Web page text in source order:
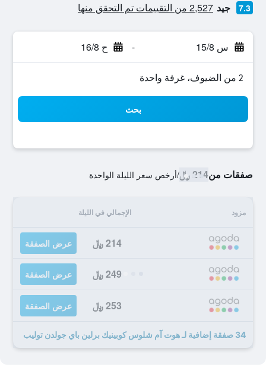
7.3 جيد 2,527 من التقييمات تم التحقق منها
س 15/8 - ح 16/8
2 من الضيوف، غرفة واحدة
بحث
صفقات من214 ﷼ /أرخص سعر الليلة الواحدة
مزود الإجمالي في الليلة
214 ﷼ عرض الصفقة
249 ﷼ عرض الصفقة
253 ﷼ عرض الصفقة
34 صفقة إضافية لـ هوت آم شلوس كوبينيك برلين باي جولدن توليب